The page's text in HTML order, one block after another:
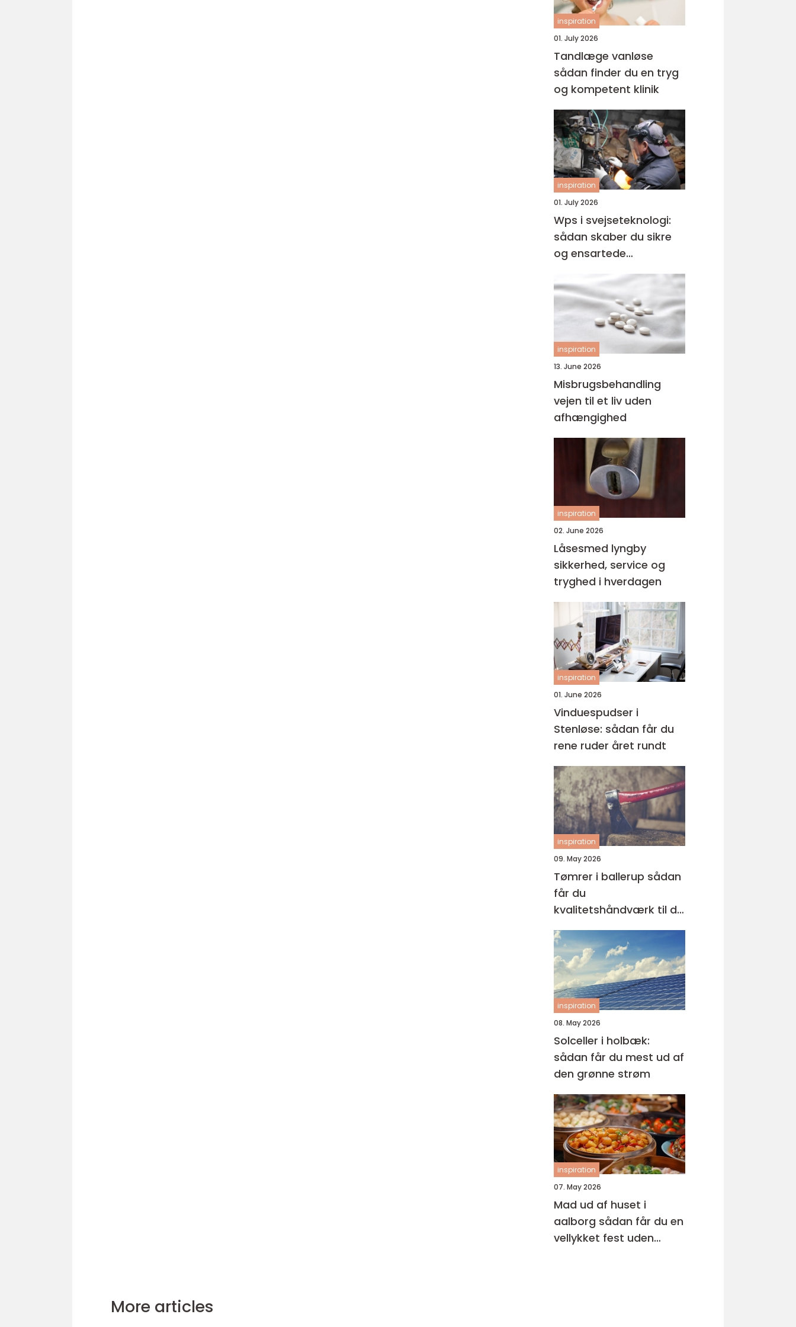
inspiration
01. July 2026
Tandlæge vanløse
sådan finder du en tryg
og kompetent klinik
inspiration
01. July 2026
Wps i svejseteknologi:
sådan skaber du sikre
og ensartede
inspiration
13. June 2026
Misbrugsbehandling
vejen til et liv uden
afhængighed
inspiration
02. June 2026
Låsesmed lyngby
sikkerhed, service og
tryghed i hverdagen
inspiration
01. June 2026
Vinduespudser i
Stenløse: sådan får du
rene ruder året rundt
inspiration
09. May 2026
Tømrer i ballerup sådan
får du
kvalitetshåndværk til dit
næste projekt
inspiration
08. May 2026
Solceller i holbæk:
sådan får du mest ud af
den grønne strøm
inspiration
07. May 2026
Mad ud af huset i
aalborg sådan får du en
vellykket fest uden
More articles